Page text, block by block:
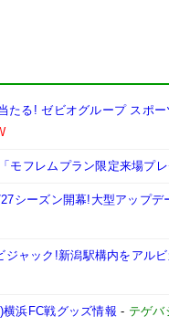
たる! ゼビオグループ スポ
モフレムプラン限定来場プ
シーズン開幕!大型アップデ
ジャック!新潟駅構内をアル
横浜FC戦グッズ情報 - テゲバ